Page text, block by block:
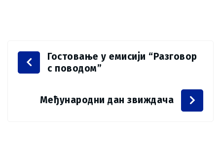
Гостовање у емисији “Разговор
с поводом”
Међународни дан звиждача